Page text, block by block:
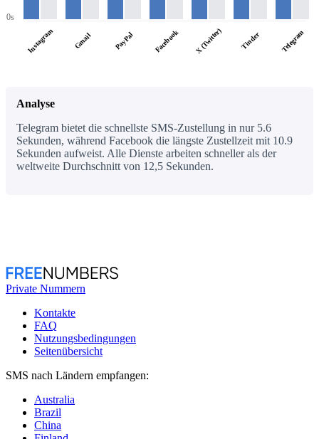
0s
Instagram Gmail PayPal Facebook X (Twitter) Tinder Telegram
Analyse
Telegram bietet die schnellste SMS-Zustellung in nur 5.6
Sekunden, während Facebook die längste Zustellzeit mit 10.9
Sekunden aufweist. Alle Dienste arbeiten schneller als der
weltweite Durchschnitt von 12,5 Sekunden.
Private Nummern
Kontakte
FAQ
Nutzungsbedingungen
Seitenübersicht
SMS nach Ländern empfangen:
Australia
Brazil
China